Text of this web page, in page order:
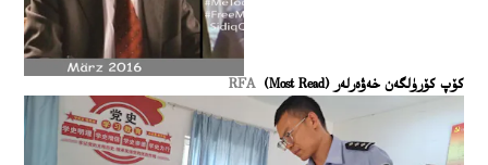
كۆپ كۆرۈلگەن خەۋەرلەر (Most Read) RFA